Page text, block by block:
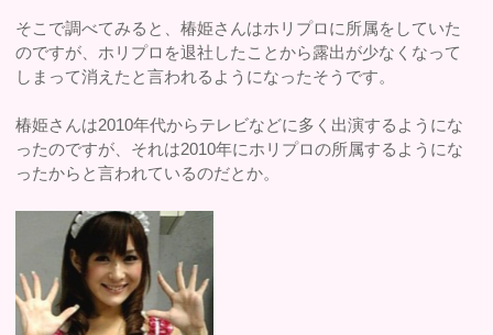
そこで調べてみると、椿姫さんはホリプロに所属をしていた
のですが、ホリプロを退社したことから露出が少なくなって
しまって消えたと言われるようになったそうです。
椿姫さんは2010年代からテレビなどに多く出演するようにな
ったのですが、それは2010年にホリプロの所属するようにな
ったからと言われているのだとか。